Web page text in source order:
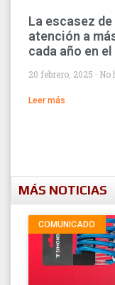
La escasez
atención a
cada año en
20 febrero, 2025 No
Leer más
MÁS NOTICIAS
COMUNICADO